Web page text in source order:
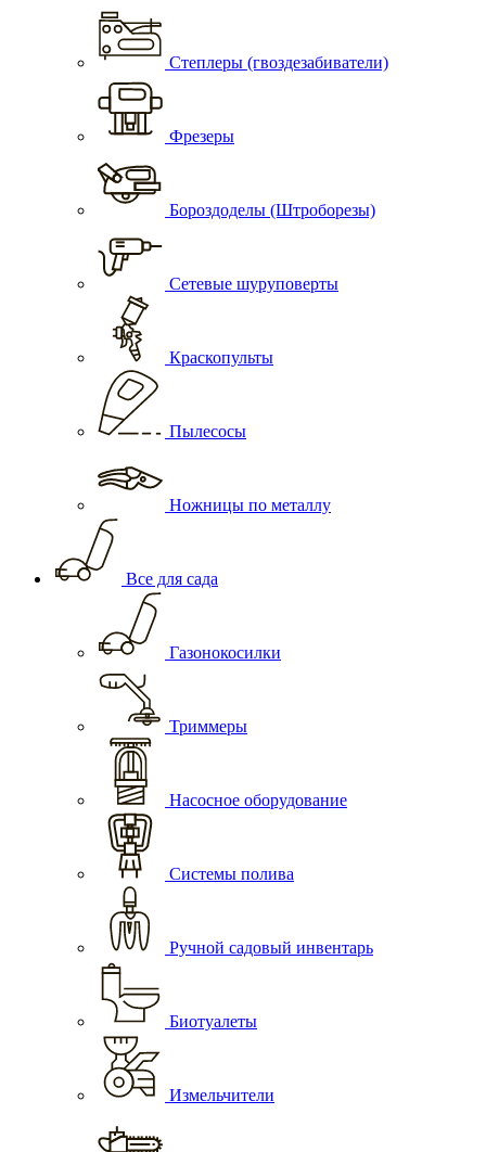
Степлеры (гвоздезабиватели)
Фрезеры
Бороздоделы (Штроборезы)
Сетевые шуруповерты
Краскопульты
Пылесосы
Ножницы по металлу
Все для сада
Газонокосилки
Триммеры
Насосное оборудование
Системы полива
Ручной садовый инвентарь
Биотуалеты
Измельчители